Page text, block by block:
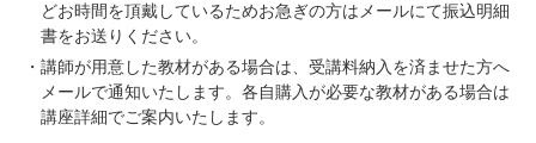
どお時間を頂戴しているためお急ぎの方はメールにて振込明細
書をお送りください。
・講師が用意した教材がある場合は、受講料納入を済ませた方へ
メールで通知いたします。各自購入が必要な教材がある場合は
講座詳細でご案内いたします。